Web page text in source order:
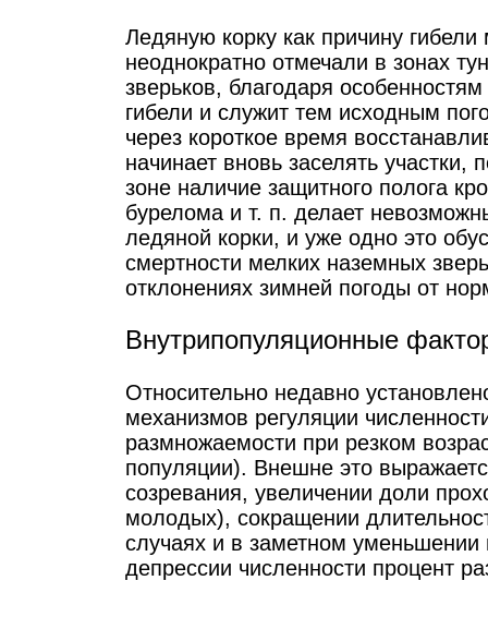
Ледяную корку как причину
неоднократно отмечали в зонах
зверьков, благодаря
гибели и служит тем исходным
через короткое время
начинает вновь заселять
зоне наличие защитного полога
бурелома и т. п. делает
ледяной корки, и уже одно это
смертности мелких наземных
отклонениях зимней погоды от
Внутрипопуляционные
Относительно недавно
механизмов регуляции
размножаемости при резком
популяции). Внешне это
созревания, увеличении доли
молодых), сокращении
случаях и в заметном
депрессии численности процент